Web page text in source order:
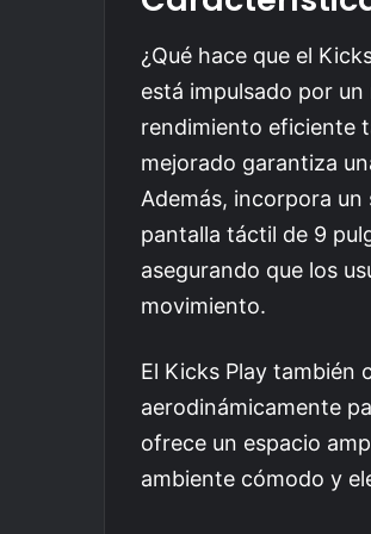
¿Qué hace que el
está impulsado por
rendimiento eficiente
mejorado garantiza
Además, incorpora
pantalla táctil de 9
asegurando que los
movimiento.
El Kicks Play también
aerodinámicamente
ofrece un espacio
ambiente cómodo y